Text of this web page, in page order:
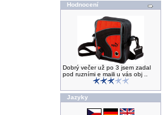
Hodnocení
Dobrý večer už po 3 jsem zadal
pod ruzními e maili u vás obj ..
Jazyky